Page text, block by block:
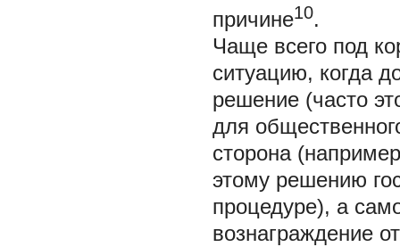
причине10.
Чаще всего под
ситуацию, когда
решение (часто
для
сторона
этому решению
процедуре), а
вознаграждение